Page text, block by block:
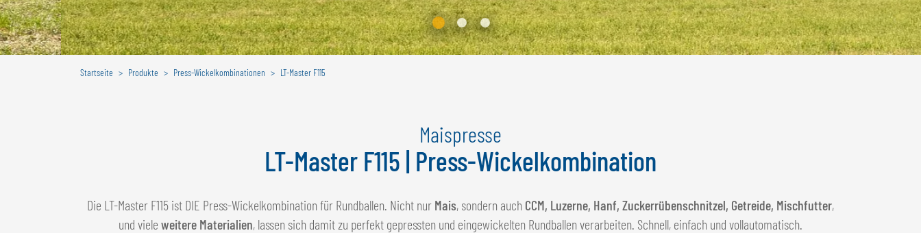
Startseite Produkte Press-Wickelkombinationen LT-Master F115
Maispresse
LT-Master F115 | Press-Wickelkombination
Die LT-Master F115 ist DIE Press-Wickelkombination für Rundballen. Nicht nur Mais, sondern auch CCM, Luzerne, Hanf, Zuckerrübenschnitzel, Getreide, Mischfutter,
und viele weitere Materialien, lassen sich damit zu perfekt gepressten und eingewickelten Rundballen verarbeiten. Schnell, einfach und vollautomatisch.